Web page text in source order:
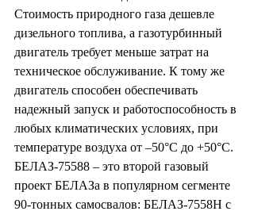
Стоимость природного газа дешевле
дизельного топлива, а газотурбинный
двигатель требует меньше затрат на
техническое обслуживание. К тому же
двигатель способен обеспечивать
надежный запуск и работоспособность в
любых климатических условиях, при
температуре воздуха от –50°C до +50°C.
БЕЛАЗ-75588 – это второй газовый
проект БЕЛАЗа в популярном сегменте
90-тонных самосвалов: БЕЛАЗ-7558Н с